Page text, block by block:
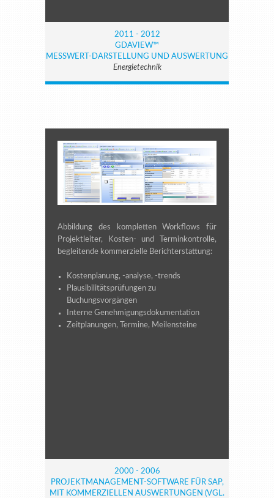
2011 - 2012
GDAVIEW™
MESSWERT-DARSTELLUNG UND AUSWERTUNG
Energietechnik
Abbildung des kompletten Workflows für
Projektleiter, Kosten- und Terminkontrolle,
begleitende kommerzielle Berichterstattung:
Kostenplanung, -analyse, -trends
Plausibilitätsprüfungen zu
Buchungsvorgängen
Interne Genehmigungsdokumentation
Zeitplanungen, Termine, Meilensteine
2000 - 2006
PROJEKTMANAGEMENT-SOFTWARE FÜR SAP,
MIT KOMMERZIELLEN AUSWERTUNGEN (VGL.